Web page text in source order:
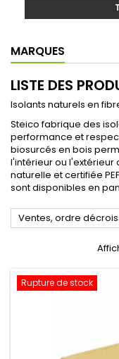
MARQUES
LISTE DES
Isolants naturels en
Steico fabrique des
performance et
biosurcés en bois
l'intérieur ou
naturelle et certifiée
sont disponibles en
Ventes, ordre
Rupture de stock